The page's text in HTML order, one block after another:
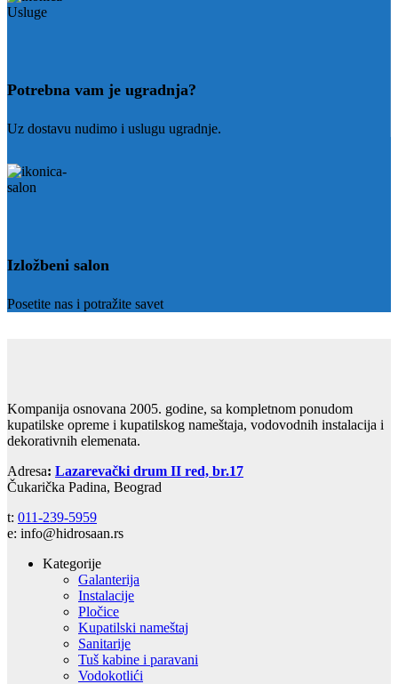
Potrebna vam je ugradnja?
Uz dostavu nudimo i uslugu ugradnje.
Izložbeni salon
Posetite nas i potražite savet
Kompanija osnovana 2005. godine, sa kompletnom ponudom
kupatilske opreme i kupatilskog nameštaja, vodovodnih instalacija i
dekorativnih elemenata.
Adresa: Lazarevački drum II red, br.17
Čukarička Padina, Beograd
t: 011-239-5959
e: info@hidrosaan.rs
Kategorije
Galanterija
Instalacije
Pločice
Kupatilski nameštaj
Sanitarije
Tuš kabine i paravani
Vodokotlići